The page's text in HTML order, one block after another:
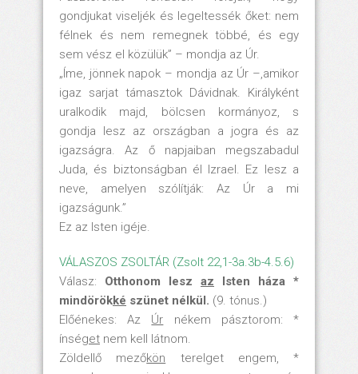
gondjukat viseljék és legeltessék őket: nem
félnek és nem remegnek többé, és egy
sem vész el közülük” – mondja az Úr.
„Íme, jönnek napok – mondja az Úr –,amikor
igaz sarjat támasztok Dávidnak. Királyként
uralkodik majd, bölcsen kormányoz, s
gondja lesz az országban a jogra és az
igazságra. Az ő napjaiban megszabadul
Juda, és biztonságban él Izrael. Ez lesz a
neve, amelyen szólítják: Az Úr a mi
igazságunk.”
Ez az Isten igéje.
VÁLASZOS ZSOLTÁR (Zsolt 22,1-3a.3b-4.5.6)
Válasz: Otthonom lesz az Isten háza *
mindörökké szünet nélkül. (9. tónus.)
Előénekes: Az Úr nékem pásztorom: *
ínséget nem kell látnom.
Zöldellő mezőkön terelget engem, *